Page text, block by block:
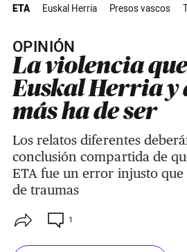
ETA Euskal Herria Presos vascos
OPINIÓN
La violencia
Euskal Herria y
más ha de ser
Los relatos diferentes
conclusión compartida de
ETA fue un error injusto
de traumas
1